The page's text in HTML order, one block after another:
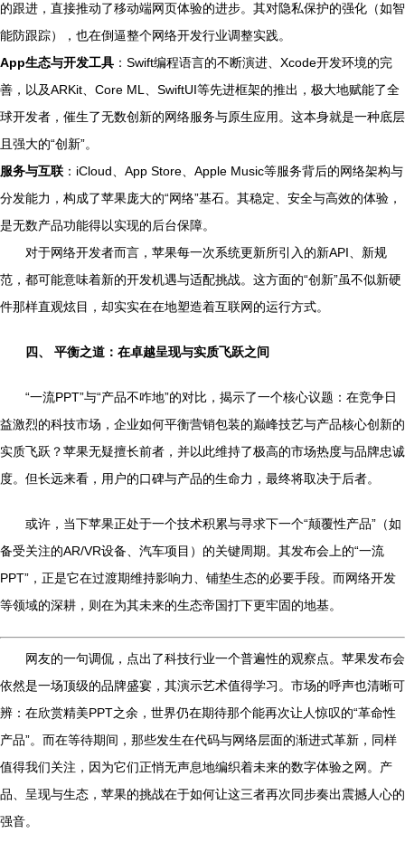
的跟进，直接推动了移动端网页体验的进步。其对隐私保护的强化（如智
能防跟踪），也在倒逼整个网络开发行业调整实践。
App生态与开发工具 ：Swift编程语言的不断演进、Xcode开发环境的完
善，以及ARKit、Core ML、SwiftUI等先进框架的推出，极大地赋能了全
球开发者，催生了无数创新的网络服务与原生应用。这本身就是一种底层
且强大的“创新”。
服务与互联 ：iCloud、App Store、Apple Music等服务背后的网络架构与
分发能力，构成了苹果庞大的“网络”基石。其稳定、安全与高效的体验，
是无数产品功能得以实现的后台保障。
对于网络开发者而言，苹果每一次系统更新所引入的新API、新规
范，都可能意味着新的开发机遇与适配挑战。这方面的“创新”虽不似新硬
件那样直观炫目，却实实在在地塑造着互联网的运行方式。
四、 平衡之道：在卓越呈现与实质飞跃之间
“一流PPT”与“产品不咋地”的对比，揭示了一个核心议题：在竞争日
益激烈的科技市场，企业如何平衡营销包装的巅峰技艺与产品核心创新的
实质飞跃？苹果无疑擅长前者，并以此维持了极高的市场热度与品牌忠诚
度。但长远来看，用户的口碑与产品的生命力，最终将取决于后者。
或许，当下苹果正处于一个技术积累与寻求下一个“颠覆性产品”（如
备受关注的AR/VR设备、汽车项目）的关键周期。其发布会上的“一流
PPT”，正是它在过渡期维持影响力、铺垫生态的必要手段。而网络开发
等领域的深耕，则在为其未来的生态帝国打下更牢固的地基。
网友的一句调侃，点出了科技行业一个普遍性的观察点。苹果发布会
依然是一场顶级的品牌盛宴，其演示艺术值得学习。市场的呼声也清晰可
辨：在欣赏精美PPT之余，世界仍在期待那个能再次让人惊叹的“革命性
产品”。而在等待期间，那些发生在代码与网络层面的渐进式革新，同样
值得我们关注，因为它们正悄无声息地编织着未来的数字体验之网。产
品、呈现与生态，苹果的挑战在于如何让这三者再次同步奏出震撼人心的
强音。